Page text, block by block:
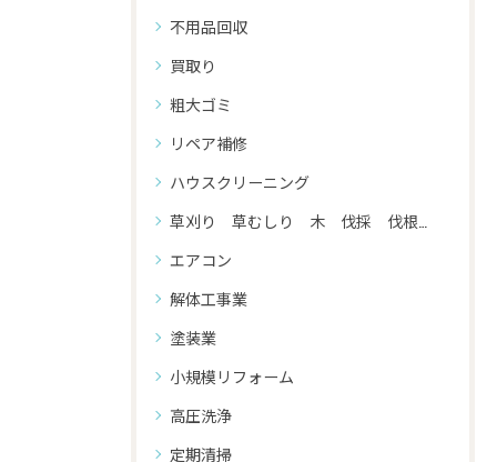
不用品回収
買取り
粗大ゴミ
リペア補修
ハウスクリーニング
草刈り 草むしり 木 伐採 伐根 剪定
エアコン
解体工事業
塗装業
小規模リフォーム
高圧洗浄
定期清掃